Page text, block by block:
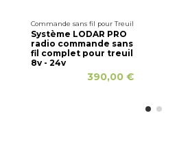
Commande sans fil pour Treuil
Système LODAR PRO
radio commande sans
fil complet pour treuil
8v - 24v
390,00 €